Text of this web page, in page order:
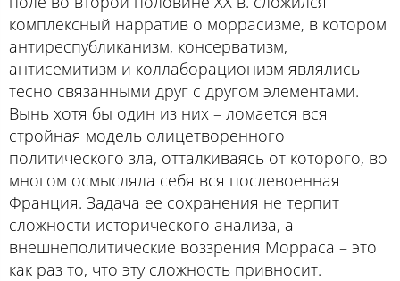
комплексный нарратив о моррасизме, в котором
антиреспубликанизм, консерватизм,
антисемитизм и коллаборационизм являлись
тесно связанными друг с другом элементами.
Вынь хотя бы один из них – ломается вся
стройная модель олицетворенного
политического зла, отталкиваясь от которого, во
многом осмысляла себя вся послевоенная
Франция. Задача ее сохранения не терпит
сложности исторического анализа, а
внешнеполитические воззрения Морраса – это
как раз то, что эту сложность привносит.